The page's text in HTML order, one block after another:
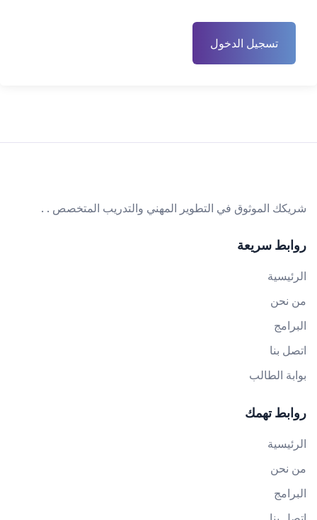
تسجيل الدخول
شريكك الموثوق في التطوير المهني والتدريب المتخصص . .
روابط سريعة
الرئيسية
من نحن
البرامج
اتصل بنا
بوابة الطالب
روابط تهمك
الرئيسية
من نحن
البرامج